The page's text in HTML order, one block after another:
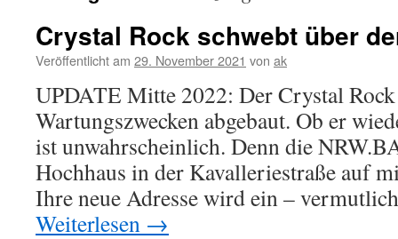
Crystal Rock schwebt über
Veröffentlicht am 29. November 2021 von ak
UPDATE Mitte 2022: Der Crystal
Wartungszwecken abgebaut. Ob er
ist unwahrscheinlich. Denn die
Hochhaus in der Kavalleriestraße auf
Ihre neue Adresse wird ein –
Weiterlesen →